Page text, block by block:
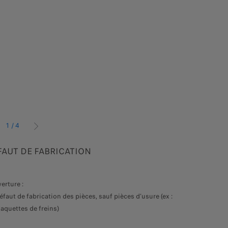
DE FABRICATION
:
de fabrication des pièces, sauf pièces d’usure (ex :
de freins)
1 /4